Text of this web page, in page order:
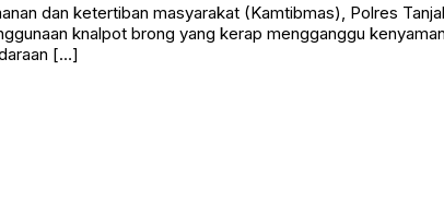
dan ketertiban masyarakat (Kamtibmas), Polres
knalpot brong yang kerap mengganggu
[…]